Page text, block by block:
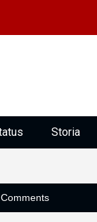
Storia